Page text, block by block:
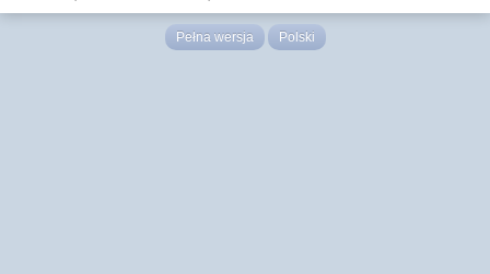
Pełna wersja Polski